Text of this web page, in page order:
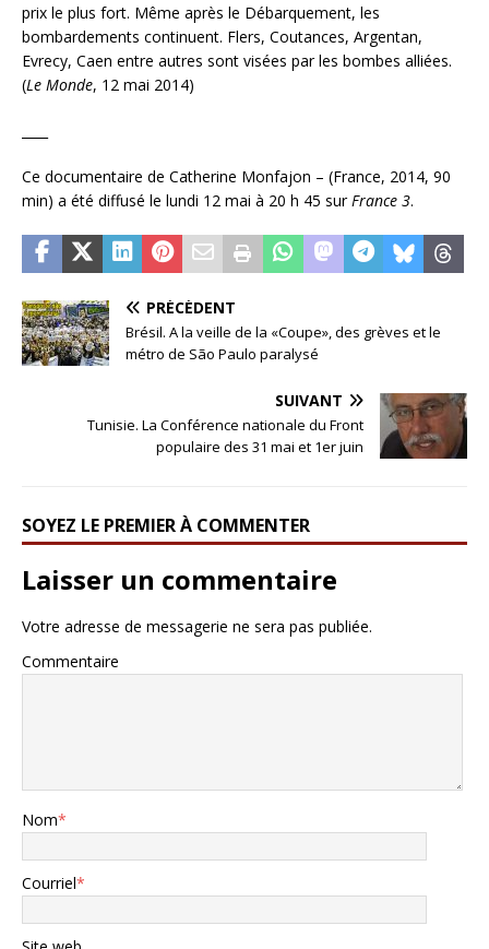
prix le plus fort. Même après le Débarquement, les
bombardements continuent. Flers, Coutances, Argentan,
Evrecy, Caen entre autres sont visées par les bombes alliées.
(Le Monde, 12 mai 2014)
Ce documentaire de Catherine Monfajon – (France, 2014, 90
min) a été diffusé le lundi 12 mai à 20 h 45 surFrance 3.
PRÉCÉDENT
Brésil. A la veille de la «Coupe», des grèves et le
métro de São Paulo paralysé
SUIVANT
Tunisie. La Conférence nationale du Front
populaire des 31 mai et 1er juin
SOYEZ LE PREMIER À COMMENTER
Laisser un commentaire
Votre adresse de messagerie ne sera pas publiée.
Commentaire
Nom*
Courriel*